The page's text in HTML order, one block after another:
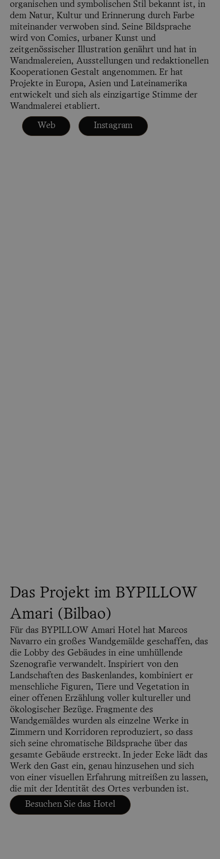
organischen und symbolischen Stil bekannt ist, in
dem Natur, Kultur und Erinnerung durch Farbe
miteinander verwoben sind. Seine Bildsprache
wird von Comics, urbaner Kunst und
zeitgenössischer Illustration genährt und hat in
Wandmalereien, Ausstellungen und redaktionellen
Kooperationen Gestalt angenommen. Er hat
Projekte in Europa, Asien und Lateinamerika
entwickelt und sich als einzigartige Stimme der
Wandmalerei etabliert.
Web Instagram
Das Projekt im BYPILLOW
Amari (Bilbao)
Für das BYPILLOW Amari Hotel hat Marcos
Navarro ein großes Wandgemälde geschaffen, das
die Lobby des Gebäudes in eine umhüllende
Szenografie verwandelt. Inspiriert von den
Landschaften des Baskenlandes, kombiniert er
menschliche Figuren, Tiere und Vegetation in
einer offenen Erzählung voller kultureller und
ökologischer Bezüge. Fragmente des
Wandgemäldes wurden als einzelne Werke in
Zimmern und Korridoren reproduziert, so dass
sich seine chromatische Bildsprache über das
gesamte Gebäude erstreckt. In jeder Ecke lädt das
Werk den Gast ein, genau hinzusehen und sich
von einer visuellen Erfahrung mitreißen zu lassen,
die mit der Identität des Ortes verbunden ist.
Besuchen Sie das Hotel